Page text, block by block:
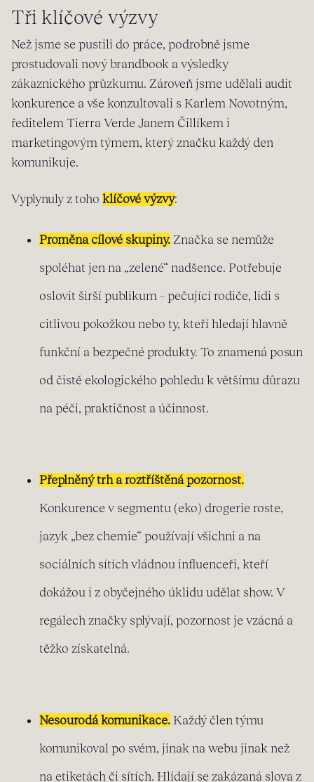
Tři klíčové výzvy
Než jsme se pustili do práce, podrobně jsme
prostudovali nový brandbook a výsledky
zákaznického průzkumu. Zároveň jsme udělali audit
konkurence a vše konzultovali s Karlem Novotným,
ředitelem Tierra Verde Janem Čillíkem i
marketingovým týmem, který značku každý den
komunikuje.
Vyplynuly z toho klíčové výzvy:
Proměna cílové skupiny. Značka se nemůže
spoléhat jen na „zelené“ nadšence. Potřebuje
oslovit širší publikum – pečující rodiče, lidi s
citlivou pokožkou nebo ty, kteří hledají hlavně
funkční a bezpečné produkty. To znamená posun
od čistě ekologického pohledu k většímu důrazu
na péči, praktičnost a účinnost.
Přeplněný trh a roztříštěná pozornost.
Konkurence v segmentu (eko) drogerie roste,
jazyk „bez chemie“ používají všichni a na
sociálních sítích vládnou influenceři, kteří
dokážou i z obyčejného úklidu udělat show. V
regálech značky splývají, pozornost je vzácná a
těžko získatelná.
Nesourodá komunikace. Každý člen týmu
komunikoval po svém, jinak na webu jinak než
na etiketách či sítích. Hlídají se zakázaná slova z